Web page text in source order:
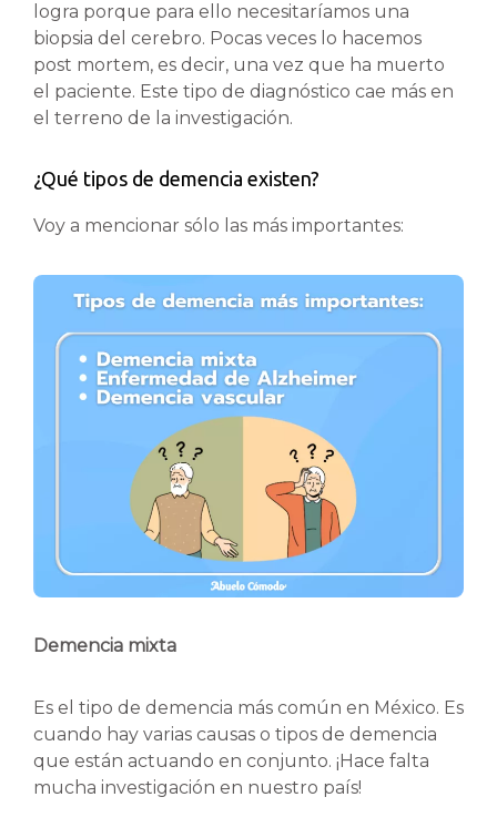
logra porque para ello necesitaríamos una
biopsia del cerebro. Pocas veces lo hacemos
post mortem, es decir, una vez que ha muerto
el paciente. Este tipo de diagnóstico cae más en
el terreno de la investigación.
¿Qué tipos de demencia existen?
Voy a mencionar sólo las más importantes:
Demencia mixta
Es el tipo de demencia más común en México. Es
cuando hay varias causas o tipos de demencia
que están actuando en conjunto. ¡Hace falta
mucha investigación en nuestro país!